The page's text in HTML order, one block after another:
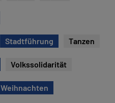
Stadtführung Tanzen
Volkssolidarität
Weihnachten